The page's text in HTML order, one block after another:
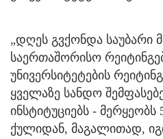
„დღეს გვქონდა საუბარი
საერთაშორისო
უნივერსიტეტების
ყველაზე სანდო
ინსტიტუციებს -
ქულიდან, მაგალითად,